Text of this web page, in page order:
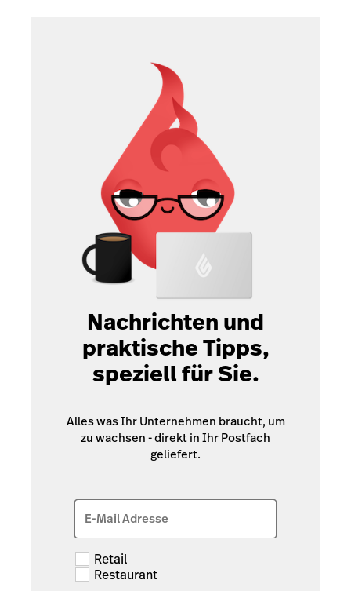
Nachrichten und
praktische Tipps,
speziell für Sie.
Alles was Ihr Unternehmen braucht, um
zu wachsen - direkt in Ihr Postfach
geliefert.
E-Mail Adresse
Retail
Restaurant